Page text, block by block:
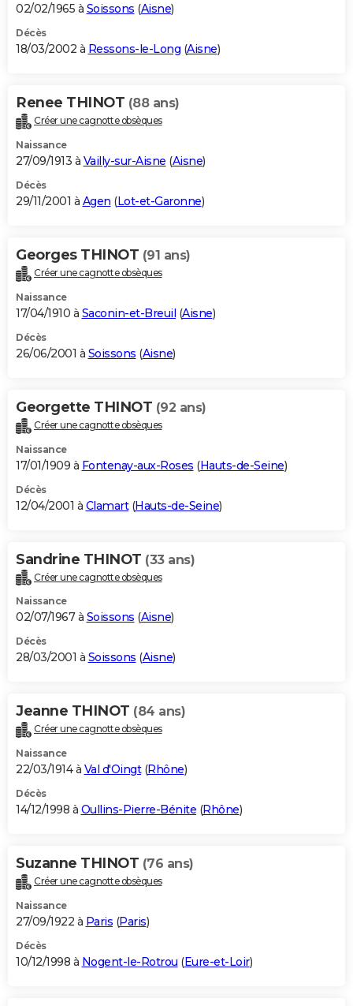
02/02/1965 à Soissons (Aisne)
Décès
18/03/2002 à Ressons-le-Long (Aisne)
Renee THINOT (88 ans)
Créer une cagnotte obsèques
Naissance
27/09/1913 à Vailly-sur-Aisne (Aisne)
Décès
29/11/2001 à Agen (Lot-et-Garonne)
Georges THINOT (91 ans)
Créer une cagnotte obsèques
Naissance
17/04/1910 à Saconin-et-Breuil (Aisne)
Décès
26/06/2001 à Soissons (Aisne)
Georgette THINOT (92 ans)
Créer une cagnotte obsèques
Naissance
17/01/1909 à Fontenay-aux-Roses (Hauts-de-Seine)
Décès
12/04/2001 à Clamart(Hauts-de-Seine)
Sandrine THINOT (33 ans)
Créer une cagnotte obsèques
Naissance
02/07/1967 à Soissons (Aisne)
Décès
28/03/2001 à Soissons (Aisne)
Jeanne THINOT (84 ans)
Créer une cagnotte obsèques
Naissance
22/03/1914 à Val d'Oingt(Rhône)
Décès
14/12/1998 à Oullins-Pierre-Bénite (Rhône)
Suzanne THINOT (76 ans)
Créer une cagnotte obsèques
Naissance
27/09/1922 à Paris (Paris)
Décès
10/12/1998 à Nogent-le-Rotrou (Eure-et-Loir)